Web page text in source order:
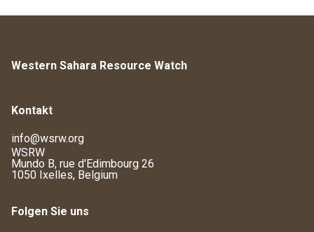
Western Sahara Resource Watch
Kontakt
info@wsrw.org
WSRW
Mundo B, rue d'Edimbourg 26
1050 Ixelles, Belgium
Folgen Sie uns